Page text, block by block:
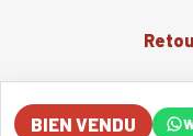
BIEN VENDU